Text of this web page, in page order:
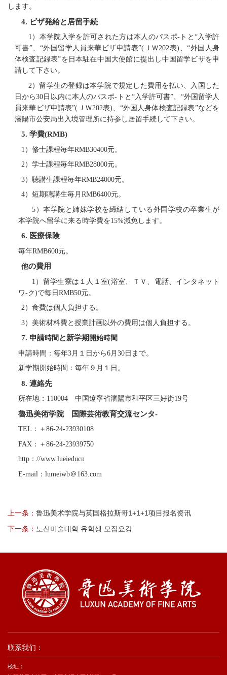
します。
4. ビザ発給と居留手続
1 ）本学院入学を許可された方は本人のパスポ-トと“入学許
可書”、“外国留学人員 来華 ビザ申請表”(ＪＷ202表)、“外国人身
体検査記録表”を日本駐在中国大使館に提出し中国留学ビザを申
請 して下さい。
2 ）留学生の登録は本学院で規定した費用 を払い 、入 国し た
日から30日 以内に本人のパスポ-トと“入学許可書”、“外国留学人
員来華 ビザ申請表”(ＪＷ202表)、“外国人身体検査記録表”などを
瀋陽市公安局出入境管理所に持参し 居留手続 して下さい。
5. 学費(RMB)
1 ）修士課程毎年RMB30400元。
2）学士課程毎年RMB28000元。
3） 聴講生課程毎年RMB24000元。
4） 短期聴講生毎月RMB6400元。
5 ）本学院と姉妹学校を締結している 外国 学校の卒業生が
本学院へ留学に来る時学費を15%減免します 。
6. 医療保険
毎年RMB600元。
他の費用
1 ）留学生寮は１人１室(浴室 、ＴＶ、電話、イ ンタ ネット
ワ-ク)で毎日RMB50元。
2）食費は個人負担する 。
3）美術材料費と授業計画以外の費用 は個人負担する 。
7. 申請時間 と新学期 開始時間
申請時間 ：毎年3月１日から6月30日まで。
新学期 開始時間 ：毎年９月１日。
8. 連絡先
所在地 ： 110004 中国遼寧省瀋陽市和平区三好街19号
魯迅美術学院 国際芸術教育交流センタ-
TEL：＋86-24-23930108
FAX：＋86-24-23939750
http：//www.lueieducn
E-mail：lumeiwb＠163.com
上一条： 鲁迅美术学院与英国格拉斯哥1+1+1项目报名资讯
下一条： 노신미술대학 유학생 모집요강
联系我们：
校址：